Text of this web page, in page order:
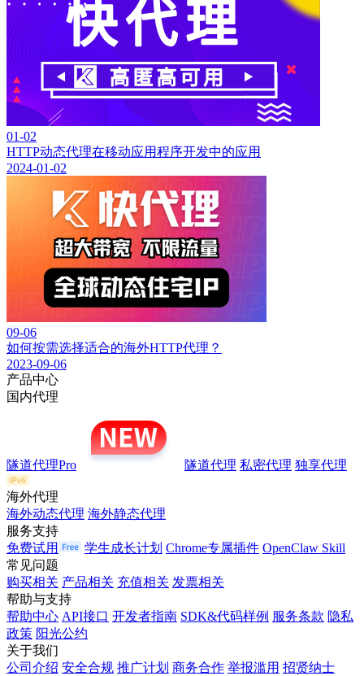
01-02
HTTP动态代理在移动应用程序开发中的应用
2024-01-02
09-06
如何按需选择适合的海外HTTP代理？
2023-09-06
产品中心
国内代理
隧道代理Pro 隧道代理 私密代理 独享代理
海外代理
海外动态代理 海外静态代理
服务支持
免费试用
学生成长计划 Chrome专属插件 OpenClaw Skill
常见问题
购买相关 产品相关 充值相关 发票相关
帮助与支持
帮助中心 API接口 开发者指南 SDK&代码样例 服务条款 隐私
政策 阳光公约
关于我们
公司介绍 安全合规 推广计划 商务合作 举报滥用 招贤纳士